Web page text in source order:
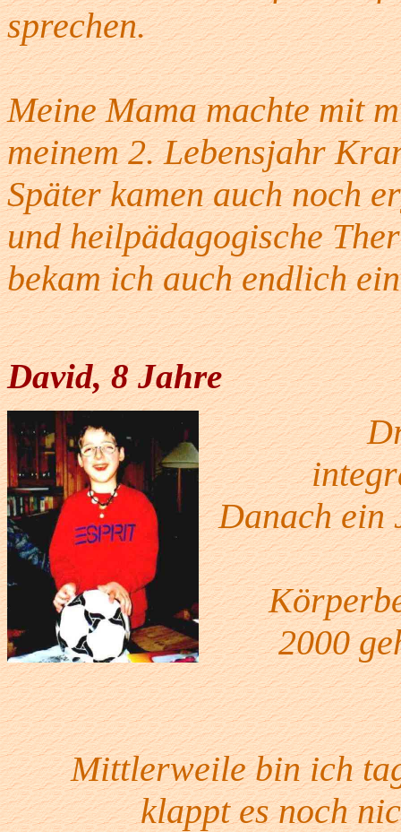
sprechen.
Meine Mama machte mit
meinem 2. Lebensjahr
Später kamen auch noch
und heilpädagogische
bekam ich auch endlich
David, 8 Jahre
Danach ein
2000
Mittlerweile bin ich
klappt es noch